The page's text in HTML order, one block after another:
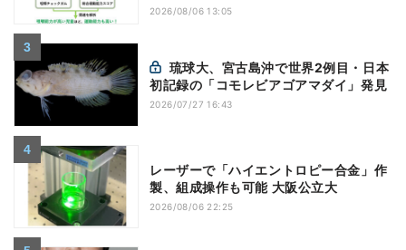
2026/08/06 13:05
初記録の「コモレビアゴアマダイ」発見
2026/07/27 16:43
レーザーで「ハイエントロピー合金」作
製、組成操作も可能 大阪公立大
2026/08/06 22:25